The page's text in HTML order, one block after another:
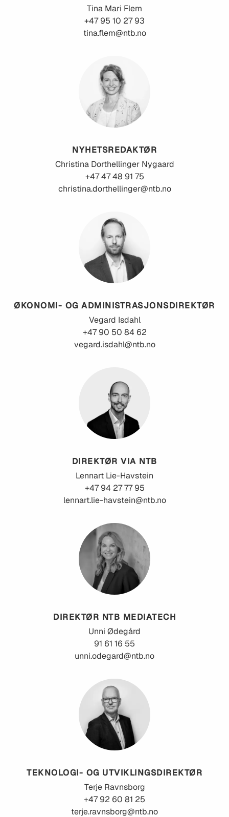
Tina Mari Flem
+47 95 10 27 93
tina.flem@ntb.no
NYHETSREDAKTØR
Christina Dorthellinger Nygaard
+47 47 48 91 75
christina.dorthellinger@ntb.no
ØKONOMI- OG ADMINISTRASJONSDIREKTØR
Vegard Isdahl
+47 90 50 84 62
vegard.isdahl@ntb.no
DIREKTØR VIA NTB
Lennart Lie-Havstein
+47 94 27 77 95
lennart.lie-havstein@ntb.no
DIREKTØR NTB MEDIATECH
Unni Ødegård
91 61 16 55
unni.odegard@ntb.no
TEKNOLOGI- OG UTVIKLINGSDIREKTØR
Terje Ravnsborg
+47 92 60 81 25
terje.ravnsborg@ntb.no